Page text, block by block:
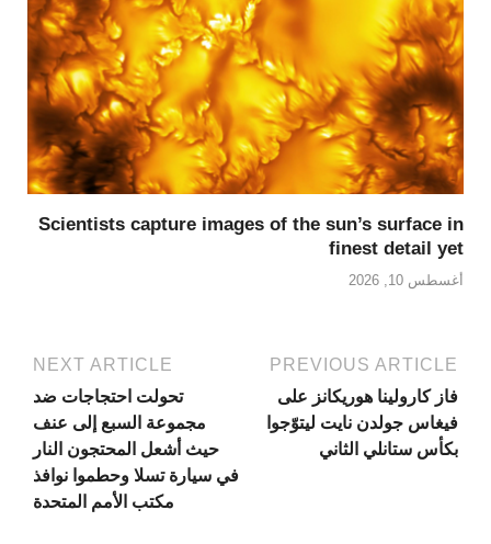
Scientists capture images of the sun’s surface in
finest detail yet
أغسطس 10, 2026
PREVIOUS ARTICLE
فاز كارولينا هوريكانز على
فيغاس جولدن نايت ليتوّجوا
بكأس ستانلي الثاني
NEXT ARTICLE
تحولت احتجاجات ضد
مجموعة السبع إلى عنف
حيث أشعل المحتجون النار
في سيارة تسلا وحطموا نوافذ
مكتب الأمم المتحدة